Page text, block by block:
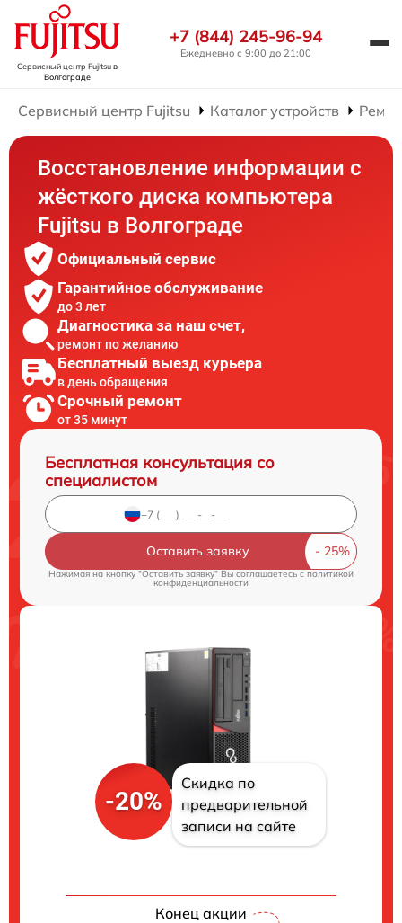
Сервисный центр Fujitsuв
Волгограде
+7 (844) 245-96-94
Ежедневно с 9:00 до 21:00
Сервисный центр Fujitsu Каталог устройств
Восстановление информации с
жёсткого диска компьютера
Fujitsu в Волгограде
Официальный сервис
Гарантийное обслуживание
до 3 лет
Диагностика за наш счет,
ремонт по желанию
Бесплатный выезд курьера
в день обращения
Срочный ремонт
от 35 минут
Бесплатная консультация со
специалистом
Оставить заявку
Нажимая на кнопку "Оставить заявку" Вы соглашаетесь cполитикой
конфиденциальности
-20%
Скидка по
предварительной
записи на сайте
Конец акции